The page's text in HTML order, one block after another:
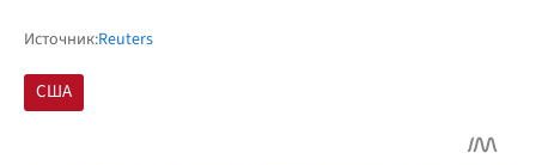
Источник:Reuters
США